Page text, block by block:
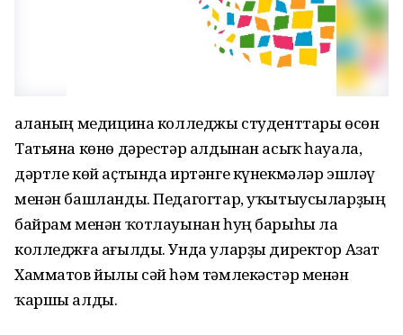
Ҡаланың медицина колледжы студенттары өсөн
Татьяна көнө дәрестәр алдынан асыҡ һауала,
дәртле көй аҫтында иртәнге күнекмәләр эшләү
менән башланды. Педагогтар, уҡытыусыларҙың
байрам менән ҡотлауынан һуң барыһы ла
колледжға ағылды. Унда уларҙы директор Азат
Хамматов йылы сәй һәм тәмлекәстәр менән
ҡаршы алды.